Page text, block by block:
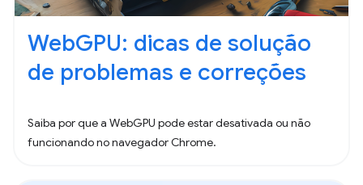
WebGPU: dicas de solução
de problemas e correções
Saiba por que a WebGPU pode estar desativada ou não
funcionando no navegador Chrome.